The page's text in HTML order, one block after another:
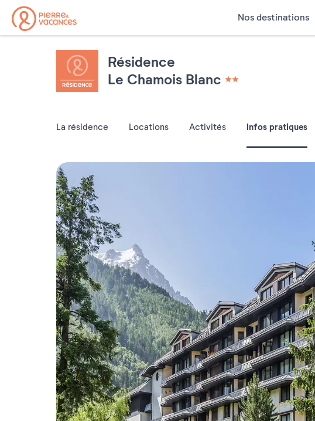
Nos destinations
Résidence
Le Chamois Blanc
La résidence Locations Activités Infos pratiques